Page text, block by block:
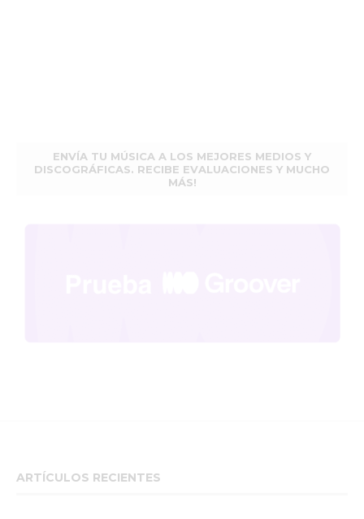
ENVÍA TU MÚSICA A LOS MEJORES MEDIOS Y
DISCOGRÁFICAS. RECIBE EVALUACIONES Y MUCHO
MÁS!
ARTÍCULOS RECIENTES